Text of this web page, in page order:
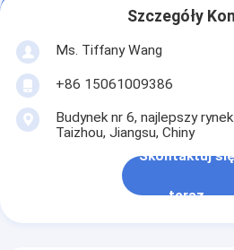
Szczegóły
Ms. Tiffany Wang
+86 15061009386
Budynek nr 6, najlepszy
Taizhou, Jiangsu, Chiny
Skontaktuj się
teraz